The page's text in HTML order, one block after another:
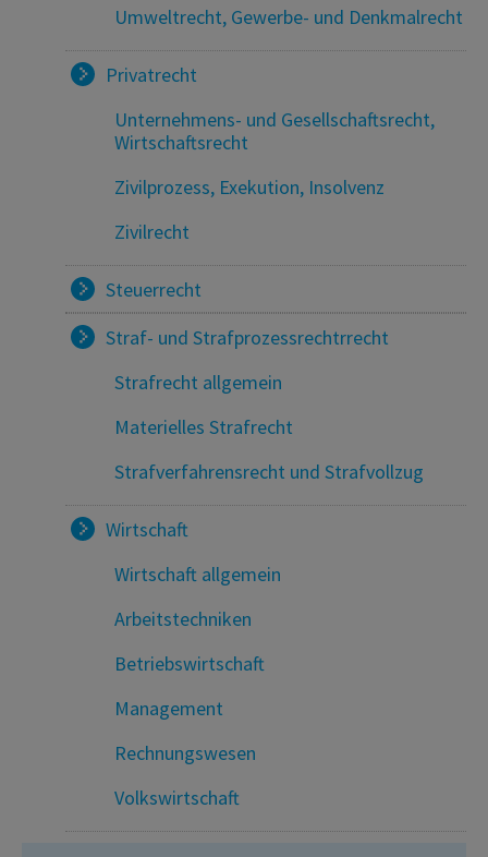
Umweltrecht, Gewerbe- und Denkmalrecht
Privatrecht
Unternehmens- und Gesellschaftsrecht,
Wirtschaftsrecht
Zivilprozess, Exekution, Insolvenz
Zivilrecht
Steuerrecht
Straf- und Strafprozessrechtrrecht
Strafrecht allgemein
Materielles Strafrecht
Strafverfahrensrecht und Strafvollzug
Wirtschaft
Wirtschaft allgemein
Arbeitstechniken
Betriebswirtschaft
Management
Rechnungswesen
Volkswirtschaft